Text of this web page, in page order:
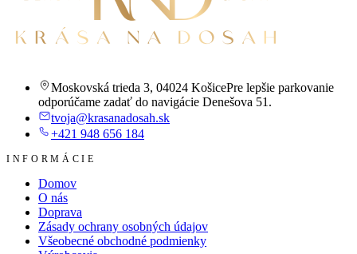
Moskovská trieda 3, 04024 KošicePre lepšie parkovanie
odporúčame zadať do navigácie Denešova 51.
tvoja@krasanadosah.sk
+421 948 656 184
INFORMÁCIE
Domov
O nás
Doprava
Zásady ochrany osobných údajov
Všeobecné obchodné podmienky